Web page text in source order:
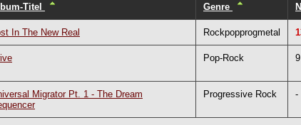
Titel Genre
In The New Real Rockpopprogmetal
Pop-Rock 9
Migrator Pt. 1 - The Dream
Progressive Rock -